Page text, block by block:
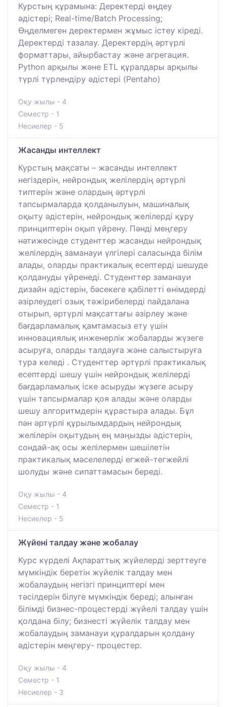
Курстың құрамына: Деректерді өңдеу
әдістері; Real-time/Batch Processing;
Өңделмеген деректермен жұмыс істеу кіреді.
Деректерді тазалау. Деректердің әртүрлі
форматтары, айырбастау және агрегация.
Python арқылы және ETL құралдары арқылы
түрлі түрлендіру әдістері (Pentaho)
Оқу жылы - 4
Семестр - 1
Несиелер - 5
Жасанды интеллект
Курстың мақсаты – жасанды интеллект
негіздерін, нейрондық желілердің әртүрлі
типтерін және олардың әртүрлі
тапсырмаларда қолданылуын, машиналық
оқыту әдістерін, нейрондық желілерді құру
принциптерін оқып үйрену. Пәнді меңгеру
нәтижесінде студенттер жасанды нейрондық
желілердің заманауи үлгілері саласында білім
алады, оларды практикалық есептерді шешуде
қолдануды үйренеді. Студенттер заманауи
дизайн әдістерін, бәсекеге қабілетті өнімдерді
әзірлеудегі озық тәжірибелерді пайдалана
отырып, әртүрлі мақсаттағы әзірлеу және
бағдарламалық қамтамасыз ету үшін
инновациялық инженерлік жобаларды жүзеге
асыруға, оларды талдауға және салыстыруға
тура келеді . Студенттер әртүрлі практикалық
есептерді шешу үшін нейрондық желілерді
бағдарламалық іске асыруды жүзеге асыру
үшін тапсырмалар қоя алады және оларды
шешу алгоритмдерін құрастыра алады. Бұл
пән әртүрлі құрылымдардың нейрондық
желілерін оқытудың ең маңызды әдістерін,
сондай-ақ осы желілермен шешілетін
практикалық мәселелерді егжей-тегжейлі
шолуды және сипаттамасын береді.
Оқу жылы - 4
Семестр - 1
Несиелер - 5
Жүйені талдау және жобалау
Курс күрделі Ақпараттық жүйелерді зерттеуге
мүмкіндік беретін жүйелік талдау мен
жобалаудың негізгі принциптері мен
тәсілдерін білуге мүмкіндік береді; алынған
білімді бизнес-процестерді жүйелі талдау үшін
қолдана білу; бизнесті жүйелік талдау мен
жобалаудың заманауи құралдарын қолдану
әдістерін меңгеру- процестер.
Оқу жылы - 4
Семестр - 1
Несиелер - 3